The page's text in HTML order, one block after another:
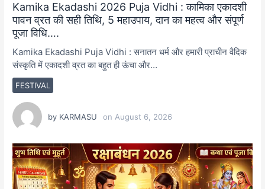
Kamika Ekadashi 2026 Puja Vidhi : कामिका एकादशी
पावन व्रत की सही तिथि, 5 महाउपाय, दान का महत्व और संपूर्ण
पूजा विधि….
FESTIVAL
Kamika Ekadashi Puja Vidhi : सनातन धर्म और हमारी प्राचीन वैदिक
संस्कृति में एकादशी व्रत का बहुत ही ऊंचा और…
by KARMASU on August 6, 2026